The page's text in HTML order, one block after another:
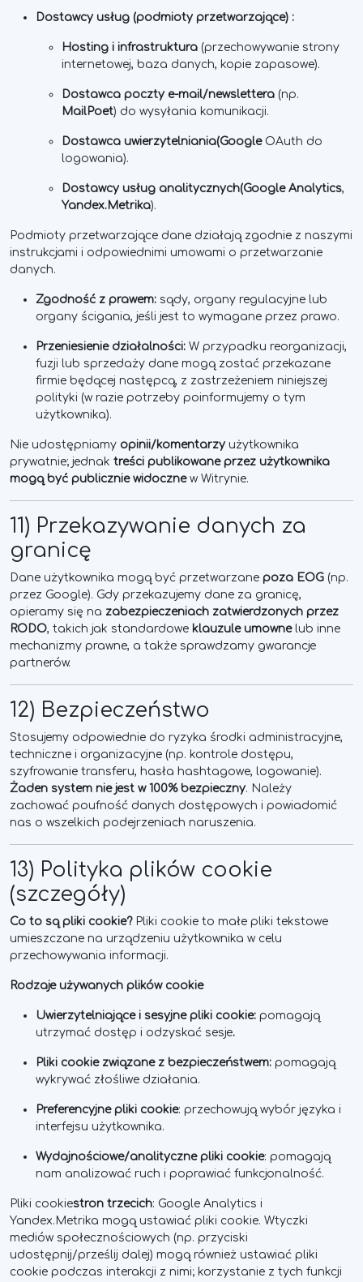
Dostawcy usług (podmioty przetwarzające) :
Hosting i infrastruktura (przechowywanie strony
internetowej, baza danych, kopie zapasowe).
Dostawca poczty e-mail/newslettera (np.
MailPoet) do wysyłania komunikacji.
Dostawca uwierzytelniania(GoogleOAuth do
logowania).
Dostawcy usług analitycznych(Google Analytics,
Yandex.Metrika).
Podmioty przetwarzające dane działają zgodnie z naszymi
instrukcjami i odpowiednimi umowami o przetwarzanie
danych.
Zgodność z prawem: sądy, organy regulacyjne lub
organy ścigania, jeśli jest to wymagane przez prawo.
Przeniesienie działalności: W przypadku reorganizacji,
fuzji lub sprzedaży dane mogą zostać przekazane
firmie będącej następcą, z zastrzeżeniem niniejszej
polityki (w razie potrzeby poinformujemy o tym
użytkownika).
Nie udostępniamy opinii/komentarzy użytkownika
prywatnie; jednak treści publikowane przez użytkownika
mogą być publicznie widocznew Witrynie.
11) Przekazywanie danych za
granicę
Dane użytkownika mogą być przetwarzane poza EOG (np.
przez Google). Gdy przekazujemy dane za granicę,
opieramy się na zabezpieczeniach zatwierdzonych przez
RODO, takich jak standardowe klauzule umownelub inne
mechanizmy prawne, a także sprawdzamy gwarancje
partnerów.
12) Bezpieczeństwo
Stosujemy odpowiednie do ryzyka środki administracyjne,
techniczne i organizacyjne (np. kontrole dostępu,
szyfrowanie transferu, hasła hashtagowe, logowanie).
Żaden system nie jest w 100% bezpieczny. Należy
zachować poufność danych dostępowych i powiadomić
nas o wszelkich podejrzeniach naruszenia.
13) Polityka plików cookie
(szczegóły)
Co to są pliki cookie?Pliki cookie to małe pliki tekstowe
umieszczane na urządzeniu użytkownika w celu
przechowywania informacji.
Rodzaje używanych plików cookie
Uwierzytelniające i sesyjne pliki cookie: pomagają
utrzymać dostęp i odzyskać sesje.
Pliki cookie związane z bezpieczeństwem: pomagają
wykrywać złośliwe działania.
Preferencyjne pliki cookie: przechowują wybór języka i
interfejsu użytkownika.
Wydajnościowe/analityczne pliki cookie: pomagają
nam analizować ruch i poprawiać funkcjonalność.
Pliki cookiestron trzecich: Google Analytics i
Yandex.Metrika mogą ustawiać pliki cookie. Wtyczki
mediów społecznościowych (np. przyciski
udostępnij/prześlij dalej) mogą również ustawiać pliki
cookie podczas interakcji z nimi; korzystanie z tych funkcji